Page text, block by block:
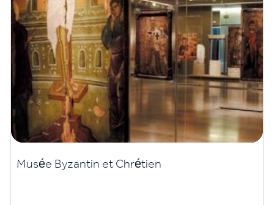
Musée Byzantin et Chrétien